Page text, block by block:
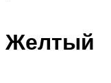
Желтый